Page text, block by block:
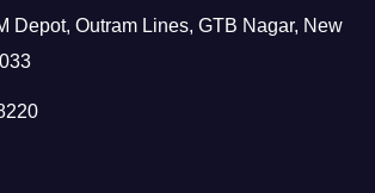
Depot, Outram Lines, GTB Nagar, New